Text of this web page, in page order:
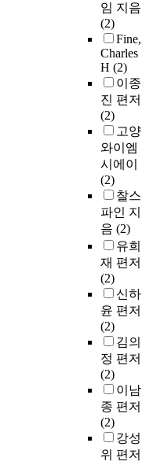
임 지음
(2)
Fine,
Charles
H (2)
이종
진 편저
(2)
고양
와이엠
시에이
(2)
찰스
파인 지
음 (2)
유희
재 편저
(2)
신하
윤 편저
(2)
김의
정 편저
(2)
이남
종 편저
(2)
강성
위 편저